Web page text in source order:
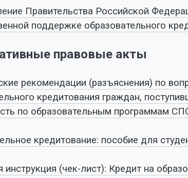
Правительства Российской
поддержке образовательного
правовые акты
рекомендации (разъяснения) по
кредитования граждан,
по образовательным программам
кредитование: пособие для
инструкция (чек-лист): Кредит на